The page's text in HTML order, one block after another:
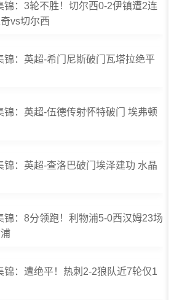
锦：3轮不胜！切尔西0-2伊镇遭2连
vs切尔西
锦：英超-希门尼斯破门瓦塔拉绝平
锦：英超-伍德传射怀特破门 埃弗顿
锦：英超-查洛巴破门埃泽建功 水晶
锦：8分领跑！利物浦5-0西汉姆23场
锦：遭绝平！热刺2-2狼队近7轮仅1